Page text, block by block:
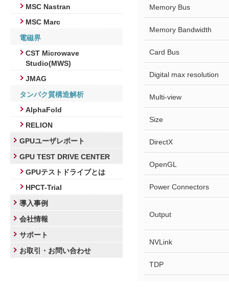
Memory Bus
Memory Bandwidth
Card Bus
Digital max resolution
Multi-view
Size
DirectX
OpenGL
Power Connectors
Output
NVLink
TDP
MSC Nastran
MSC Marc
電磁界
CST Microwave
Studio(MWS)
JMAG
タンパク質構造解析
AlphaFold
RELION
GPUユーザレポート
GPU TEST DRIVE CENTER
GPUテストドライブとは
HPCT-Trial
導入事例
会社情報
サポート
お取引・お問い合わせ